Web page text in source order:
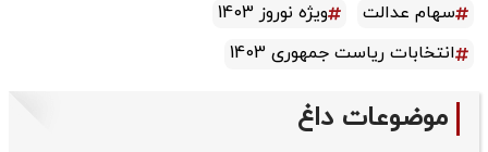
سهام عدالت
ویژه نوروز 1403
انتخابات ریاست جمهوری 1403
موضوعات داغ